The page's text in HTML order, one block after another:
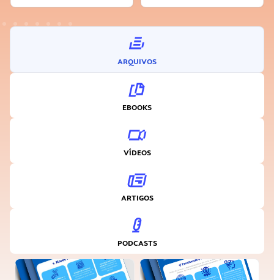
ARQUIVOS
EBOOKS
VÍDEOS
ARTIGOS
PODCASTS